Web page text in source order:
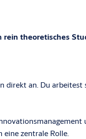
theoretisches
direkt an. Du
zentrale Rolle.